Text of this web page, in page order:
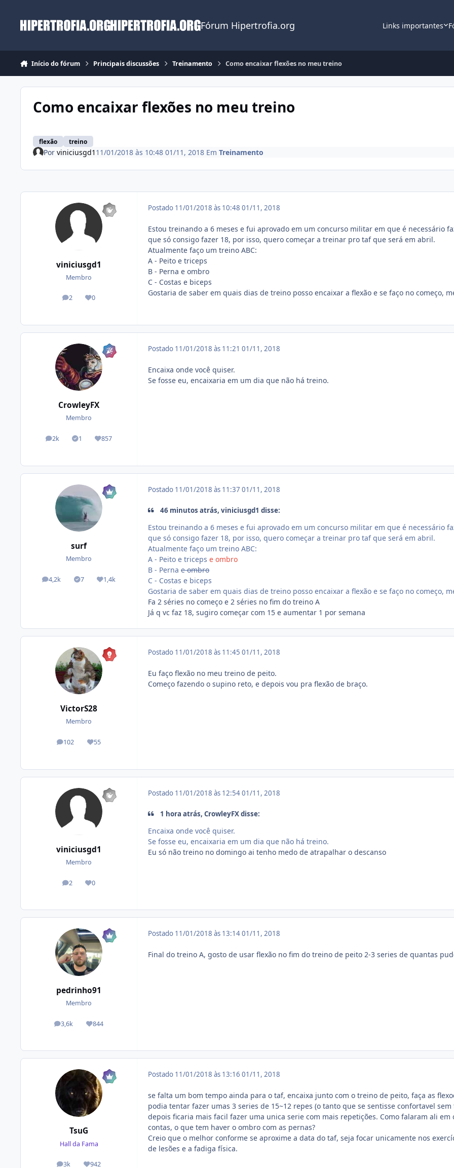
Fórum Hipertrofia.org Links importantes
Início do fórum Principais discussões Treinamento Como encaixar flexões no meu treino
Como encaixar flexões no meu treino
flexão treino
Por viniciusgd1 11/01/2018 às 10:48 01/11, 2018 Em Treinamento
viniciusgd1
Membro
2
posts 0
Reputação
Postado 11/01/2018 às 10:48 01/11, 2018
Estou treinando a 6 meses e fui aprovado em um concurso militar em que é necessário
que só consigo fazer 18, por isso, quero começar a treinar pro taf que será em abril.
Atualmente faço um treino ABC:
A - Peito e triceps
B - Perna e ombro
C - Costas e biceps
Gostaria de saber em quais dias de treino posso encaixar a flexão e se faço no começo,
CrowleyFX
Membro
2k
posts 1
Tópicos solucionados
857
Reputação
Postado 11/01/2018 às 11:21 01/11, 2018
Encaixa onde você quiser.
Se fosse eu, encaixaria em um dia que não há treino.
surf
Membro
4,2k
posts 7
Tópicos solucionados
1,4k
Reputação
Postado 11/01/2018 às 11:37 01/11, 2018
46 minutos atrás, viniciusgd1 disse:
Estou treinando a 6 meses e fui aprovado em um concurso militar em que é necessário
que só consigo fazer 18, por isso, quero começar a treinar pro taf que será em abril.
Atualmente faço um treino ABC:
A - Peito e triceps e ombro
B - Perna e ombro
C - Costas e biceps
Gostaria de saber em quais dias de treino posso encaixar a flexão e se faço no começo,
Fa 2 séries no começo e 2 séries no fim do treino A
Já q vc faz 18, sugiro começar com 15 e aumentar 1 por semana
VictorS28
Membro
102
posts 55
Reputação
Postado 11/01/2018 às 11:45 01/11, 2018
Eu faço flexão no meu treino de peito.
Começo fazendo o supino reto, e depois vou pra flexão de braço.
viniciusgd1
Membro
2
posts 0
Reputação
Postado 11/01/2018 às 12:5401/11, 2018
1 hora atrás, CrowleyFX disse:
Encaixa onde você quiser.
Se fosse eu, encaixaria em um dia que não há treino.
Eu só não treino no domingo ai tenho medo de atrapalhar o descanso
pedrinho91
Membro
3,6k
posts 844
Reputação
Postado 11/01/2018 às 13:1401/11, 2018
Final do treino A, gosto de usar flexão no fim do treino de peito 2-3 series de quantas
TsuG
Hall da Fama
3k 942
Postado 11/01/2018 às 13:16 01/11, 2018
se falta um bom tempo ainda para o taf, encaixa junto com o treino de peito, faça as
podia tentar fazer umas 3 series de 15~12 repes (o tanto que se sentisse confortavel
depois ficaria mais facil fazer uma unica serie com mais repetições. Como falaram ali
contas, o que tem haver o ombro com as pernas?
Creio que o melhor conforme se aproxime a data do taf, seja focar unicamente nos
de lesões e a fadiga física.